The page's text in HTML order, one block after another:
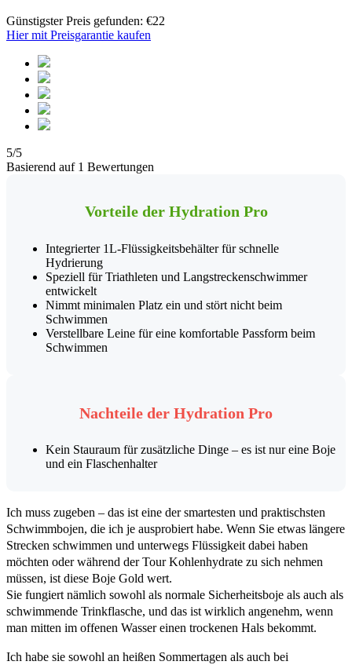
Günstigster Preis gefunden: €22
Hier mit Preisgarantie kaufen
5/5
Basierend auf 1 Bewertungen
Vorteile der Hydration Pro
Integrierter 1L-Flüssigkeitsbehälter für schnelle
Hydrierung
Speziell für Triathleten und Langstreckenschwimmer
entwickelt
Nimmt minimalen Platz ein und stört nicht beim
Schwimmen
Verstellbare Leine für eine komfortable Passform beim
Schwimmen
Nachteile der Hydration Pro
Kein Stauraum für zusätzliche Dinge – es ist nur eine Boje
und ein Flaschenhalter
Ich muss zugeben – das ist eine der smartesten und praktischsten
Schwimmbojen, die ich je ausprobiert habe. Wenn Sie etwas längere
Strecken schwimmen und unterwegs Flüssigkeit dabei haben
möchten oder während der Tour Kohlenhydrate zu sich nehmen
müssen, ist diese Boje Gold wert.
Sie fungiert nämlich sowohl als normale Sicherheitsboje als auch als
schwimmende Trinkflasche, und das ist wirklich angenehm, wenn
man mitten im offenen Wasser einen trockenen Hals bekommt.
Ich habe sie sowohl an heißen Sommertagen als auch bei